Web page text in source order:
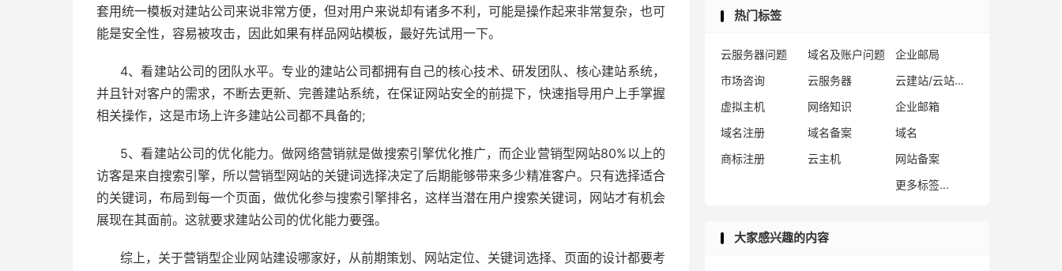
套用统一模板对建站公司来说非常方便，但对用户来说却有诸多不利，可能是操作起来非常复杂，也可
能是安全性，容易被攻击，因此如果有样品网站模板，最好先试用一下。
4、看建站公司的团队水平。专业的建站公司都拥有自己的核心技术、研发团队、核心建站系统，
并且针对客户的需求，不断去更新、完善建站系统，在保证网站安全的前提下，快速指导用户上手掌握
相关操作，这是市场上许多建站公司都不具备的;
5、看建站公司的优化能力。做网络营销就是做搜索引擎优化推广，而企业营销型网站80%以上的
访客是来自搜索引擎，所以营销型网站的关键词选择决定了后期能够带来多少精准客户。只有选择适合
的关键词，布局到每一个页面，做优化参与搜索引擎排名，这样当潜在用户搜索关键词，网站才有机会
展现在其面前。这就要求建站公司的优化能力要强。
综上，关于营销型企业网站建设哪家好，从前期策划、网站定位、关键词选择、页面的设计都要考
热门标签
云服务器问题 域名及账户问题
企业邮局
市场咨询
云服务器
云建站/云站群/小程序
虚拟主机
网络知识
企业邮箱
域名注册
域名备案
域名
商标注册
云主机
网站备案
更多标签...
大家感兴趣的内容